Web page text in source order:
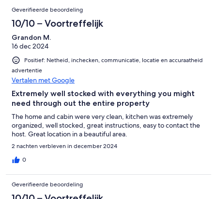
Geverifieerde beoordeling
10/10 – Voortreffelijk
Grandon M.
16 dec 2024
Positief: Netheid, inchecken, communicatie, locatie en accuraatheid
advertentie
Vertalen met Google
Extremely well stocked with everything you might
need through out the entire property
The home and cabin were very clean, kitchen was extremely
organized, well stocked, great instructions, easy to contact the
host. Great location in a beautiful area.
2 nachten verbleven in december 2024
0
Geverifieerde beoordeling